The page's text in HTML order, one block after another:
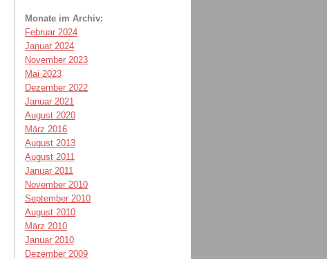
Monate im Archiv:
Februar 2024
Januar 2024
November 2023
Mai 2023
Dezember 2022
Januar 2021
August 2020
März 2016
August 2013
August 2011
Januar 2011
November 2010
September 2010
August 2010
März 2010
Januar 2010
Dezember 2009